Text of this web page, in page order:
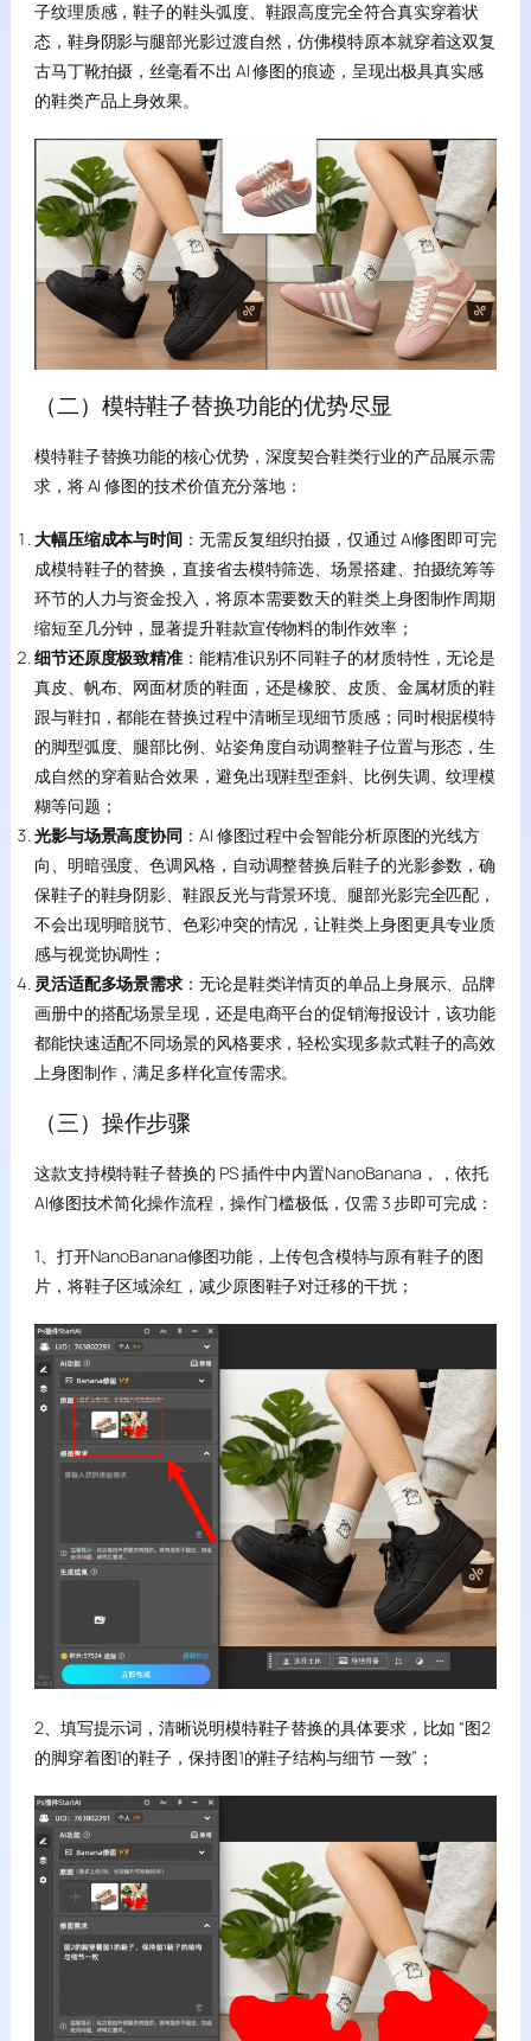
子纹理质感，鞋子的鞋头弧度、鞋跟高度完全符合真实穿着状
态，鞋身阴影与腿部光影过渡自然，仿佛模特原本就穿着这双复
古马丁靴拍摄，丝毫看不出 AI 修图的痕迹，呈现出极具真实感
的鞋类产品上身效果。
（二）模特鞋子替换功能的优势尽显
模特鞋子替换功能的核心优势，深度契合鞋类行业的产品展示需
求，将 AI 修图的技术价值充分落地：
大幅压缩成本与时间 ：无需反复组织拍摄，仅通过 AI修图即可完
成模特鞋子的替换，直接省去模特筛选、场景搭建、拍摄统筹等
环节的人力与资金投入，将原本需要数天的鞋类上身图制作周期
缩短至几分钟，显著提升鞋款宣传物料的制作效率；
细节还原度极致精准 ：能精准识别不同鞋子的材质特性，无论是
真皮、帆布、网面材质的鞋面，还是橡胶、皮质、金属材质的鞋
跟与鞋扣，都能在替换过程中清晰呈现细节质感；同时根据模特
的脚型弧度、腿部比例、站姿角度自动调整鞋子位置与形态，生
成自然的穿着贴合效果，避免出现鞋型歪斜、比例失调、纹理模
糊等问题；
光影与场景高度协同 ：AI 修图过程中会智能分析原图的光线方
向、明暗强度、色调风格，自动调整替换后鞋子的光影参数，确
保鞋子的鞋身阴影、鞋跟反光与背景环境、腿部光影完全匹配，
不会出现明暗脱节、色彩冲突的情况，让鞋类上身图更具专业质
感与视觉协调性；
灵活适配多场景需求 ：无论是鞋类详情页的单品上身展示、品牌
画册中的搭配场景呈现，还是电商平台的促销海报设计，该功能
都能快速适配不同场景的风格要求，轻松实现多款式鞋子的高效
上身图制作，满足多样化宣传需求。
（三）操作步骤
这款支持模特鞋子替换的 PS 插件中内置NanoBanana，，依托
AI修图技术简化操作流程，操作门槛极低，仅需 3 步即可完成：
1、打开NanoBanana修图功能，上传包含模特与原有鞋子的图
片，将鞋子区域涂红，减少原图鞋子对迁移的干扰；
2、填写提示词，清晰说明模特鞋子替换的具体要求，比如 “图2
的脚穿着图1的鞋子，保持图1的鞋子结构与细节 一致”；